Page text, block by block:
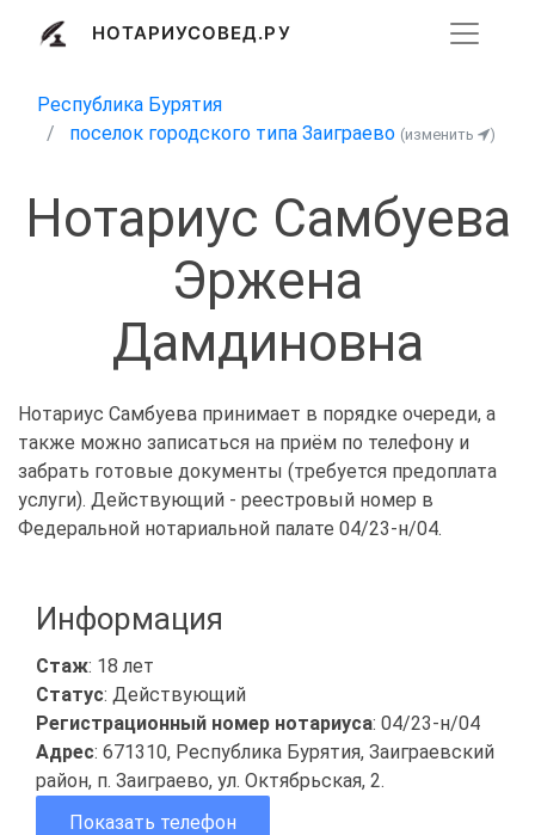
НОТАРИУСОВЕД.РУ
Республика Бурятия
поселок городского типа Заиграево (изменить )
Нотариус Самбуева
Эржена
Дамдиновна
Нотариус Самбуева принимает в порядке очереди, а
также можно записаться на приём по телефону и
забрать готовые документы (требуется предоплата
услуги). Действующий - реестровый номер в
Федеральной нотариальной палате 04/23-н/04.
Информация
Стаж: 18 лет
Статус: Действующий
Регистрационный номер нотариуса: 04/23-н/04
Адрес: 671310, Республика Бурятия, Заиграевский
район, п. Заиграево, ул. Октябрьская, 2.
Показать телефон